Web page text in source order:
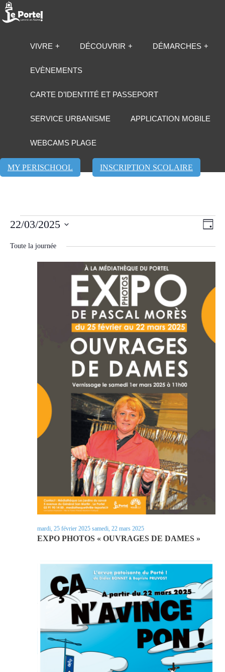
VIVRE DÉCOUVRIR DÉMARCHES
EVÈNEMENTS
CARTE D’IDENTITÉ ET PASSEPORT
SERVICE URBANISME APPLICATION MOBILE
WEBCAMS PLAGE
MY PERISCHOOL INSCRIPTION SCOLAIRE
Évènements
samedi,
de
vues
Jour
22/03/2025
une
Toute la journée
EXPO PHOTOS « OUVRAGES DE DAMES »
mardi, 25 février 2025 samedi, 22 mars 2025